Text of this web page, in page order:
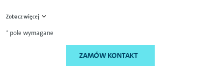
Zobacz więcej
* pole wymagane
ZAMÓW KONTAKT